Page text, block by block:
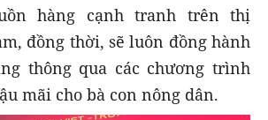
hàng cạnh tranh trên thị
đồng thời, sẽ luôn đồng hành
thông qua các chương trình
mãi cho bà con nông dân.